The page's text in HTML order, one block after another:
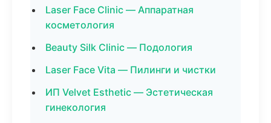
Laser Face Clinic — Аппаратная
косметология
Beauty Silk Clinic — Подология
Laser Face Vita — Пилинги и чистки
ИП Velvet Esthetic — Эстетическая
гинекология